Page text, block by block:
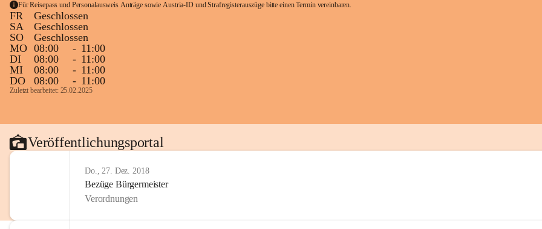
Für Reisepass und Personalausweis Anträge sowie Austria-ID und Strafregisterauszüge bitte einen Termin vereinbaren.
FR
Geschlossen
SA
Geschlossen
SO
Geschlossen
MO 08:00 - 11:00
DI
08:00 - 11:00
MI
08:00 - 11:00
DO
08:00 - 11:00
Zuletzt bearbeitet: 25.02.2025
Veröffentlichungsportal
Do., 27. Dez. 2018
Bezüge Bürgermeister
Verordnungen